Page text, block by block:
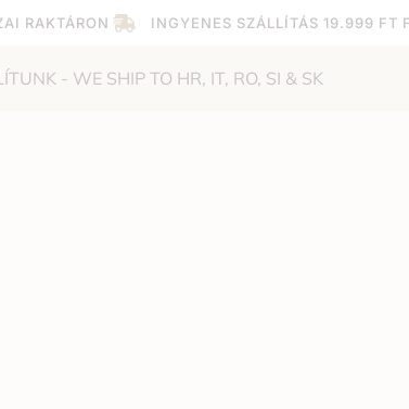
RAKTÁRON INGYENES SZÁLLÍTÁS 19.999 FT
- WE SHIP TO HR, IT, RO, SI & SK